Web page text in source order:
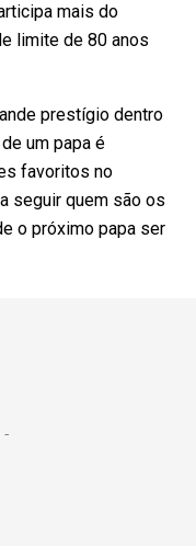
mais do
limite de 80 anos
prestígio dentro
um papa é
favoritos no
seguir quem são os
o próximo papa ser